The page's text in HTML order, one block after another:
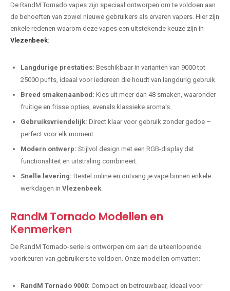
De RandM Tornado vapes zijn speciaal ontworpen om te voldoen aan
de behoeften van zowel nieuwe gebruikers als ervaren vapers. Hier zijn
enkele redenen waarom deze vapes een uitstekende keuze zijn in
Vlezenbeek:
Langdurige prestaties: Beschikbaar in varianten van 9000 tot
25000 puffs, ideaal voor iedereen die houdt van langdurig gebruik.
Breed smakenaanbod: Kies uit meer dan 48 smaken, waaronder
fruitige en frisse opties, evenals klassieke aroma's.
Gebruiksvriendelijk: Direct klaar voor gebruik zonder gedoe –
perfect voor elk moment.
Modern ontwerp: Stijlvol design met een RGB-display dat
functionaliteit en uitstraling combineert.
Snelle levering: Bestel online en ontvang je vape binnen enkele
werkdagen in Vlezenbeek
RandM Tornado Modellen en
Kenmerken
De RandM Tornado-serie is ontworpen om aan de uiteenlopende
voorkeuren van gebruikers te voldoen. Onze modellen omvatten:
RandM Tornado 9000: Compact en betrouwbaar, ideaal voor